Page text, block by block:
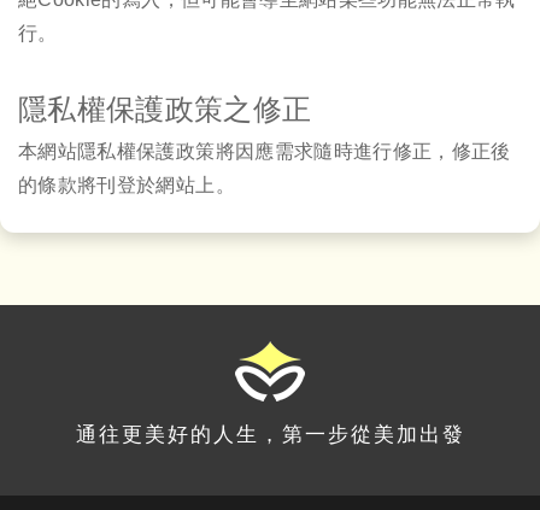
行。
隱私權保護政策之修正
本網站隱私權保護政策將因應需求隨時進行修正，修正後
的條款將刊登於網站上。
通往更美好的人生，第一步從美加出發